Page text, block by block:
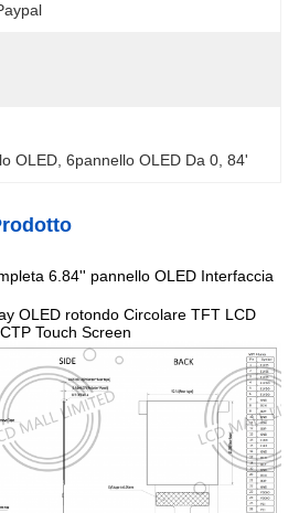
OLED 6pannello OLED Da 0 84'
OLED rotondo Circolare TFT LCD
Touch Screen